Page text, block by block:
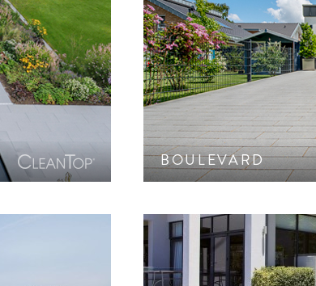
PRODUKTFILTER SCHLIESSEN
100.
BOULEVARD
Pflasterstein mit
farblich